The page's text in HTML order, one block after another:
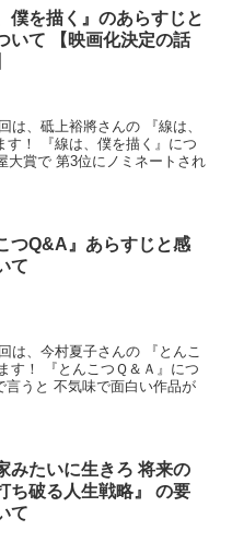
僕を描く』のあらすじと
いて 【映画化決定の話
は、砥上裕將さんの 『線は、
す！ 『線は、僕を描く』につ
大賞で 第3位にノミネートされ
つQ&A』あらすじと感
て
は、今村夏子さんの 『とんこ
す！ 『とんこつＱ＆Ａ』につ
うと 不気味で面白い作品が
みたいに生きろ 将来の
ち破る人生戦略』 の要
て